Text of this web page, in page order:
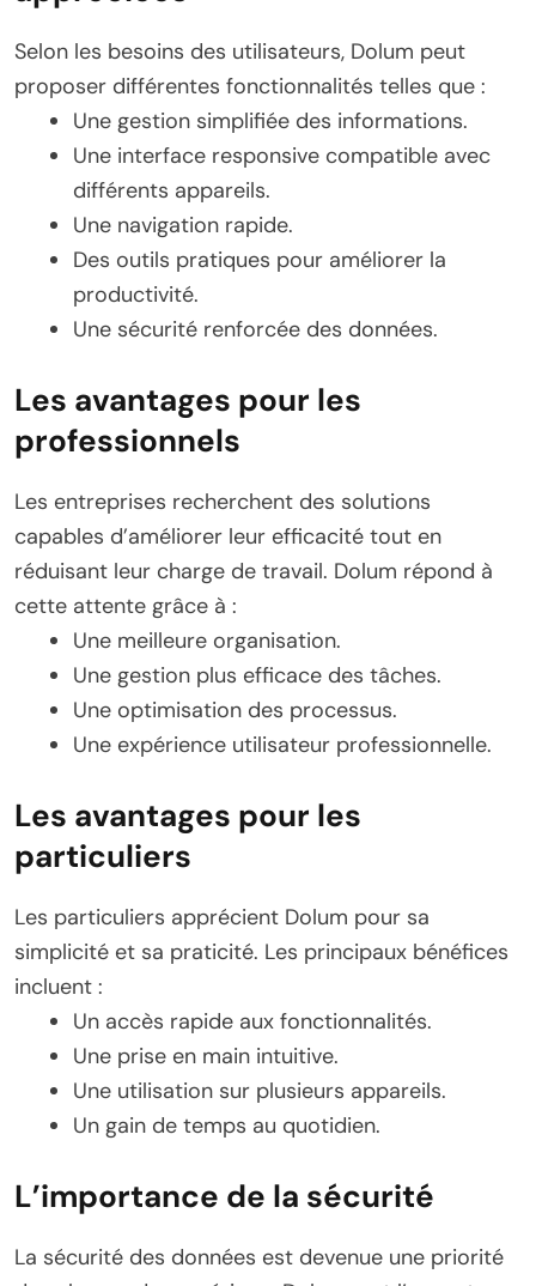
Selon les besoins des utilisateurs, Dolum peut
proposer différentes fonctionnalités telles que :
Une gestion simplifiée des informations.
Une interface responsive compatible avec
différents appareils.
Une navigation rapide.
Des outils pratiques pour améliorer la
productivité.
Une sécurité renforcée des données.
Les avantages pour les
professionnels
Les entreprises recherchent des solutions
capables d’améliorer leur efficacité tout en
réduisant leur charge de travail. Dolum répond à
cette attente grâce à :
Une meilleure organisation.
Une gestion plus efficace des tâches.
Une optimisation des processus.
Une expérience utilisateur professionnelle.
Les avantages pour les
particuliers
Les particuliers apprécient Dolum pour sa
simplicité et sa praticité. Les principaux bénéfices
incluent :
Un accès rapide aux fonctionnalités.
Une prise en main intuitive.
Une utilisation sur plusieurs appareils.
Un gain de temps au quotidien.
L’importance de la sécurité
La sécurité des données est devenue une priorité